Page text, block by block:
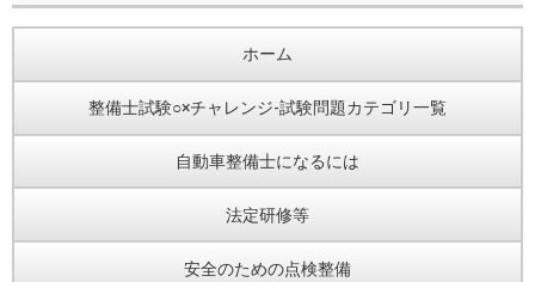
ホーム
整備士試験○×チャレンジ-試験問題カテゴリ一覧
自動車整備士になるには
法定研修等
安全のための点検整備